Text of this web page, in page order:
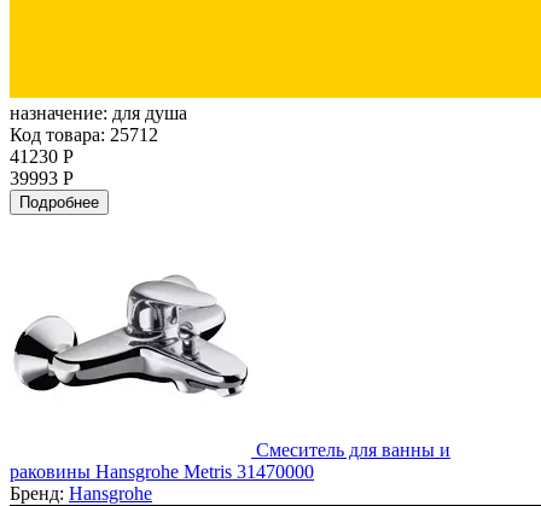
назначение: для душа
Код товара: 25712
41230 Р
39993 Р
Подробнее
Смеситель для ванны и
раковины Hansgrohe Metris 31470000
Бренд: Hansgrohe